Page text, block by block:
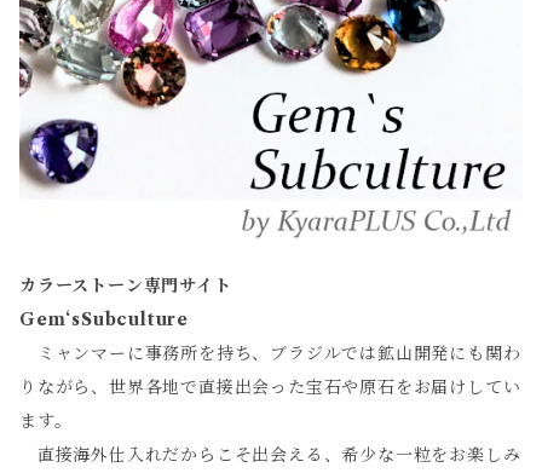
カラーストーン専門サイト
Gem‘sSubculture
ミャンマーに事務所を持ち、ブラジルでは鉱山開発にも関わ
りながら、世界各地で直接出会った宝石や原石をお届けしてい
ます。
直接海外仕入れだからこそ出会える、希少な一粒をお楽しみ